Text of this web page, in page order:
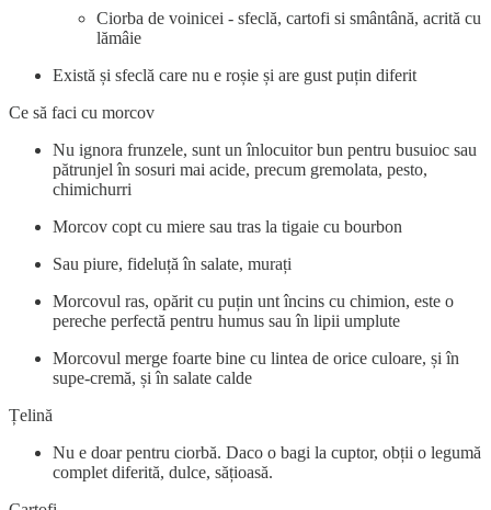
Ciorba de voinicei - sfeclă, cartofi si smântână, acrită cu
lămâie
Există și sfeclă care nu e roșie și are gust puțin diferit
Ce să faci cu morcov
Nu ignora frunzele, sunt un înlocuitor bun pentru busuioc sau
pătrunjel în sosuri mai acide, precum gremolata, pesto,
chimichurri
Morcov copt cu miere sau tras la tigaie cu bourbon
Sau piure, fideluță în salate, murați
Morcovul ras, opărit cu puțin unt încins cu chimion, este o
pereche perfectă pentru humus sau în lipii umplute
Morcovul merge foarte bine cu lintea de orice culoare, și în
supe-cremă, și în salate calde
Țelină
Nu e doar pentru ciorbă. Daco o bagi la cuptor, obții o legumă
complet diferită, dulce, sățioasă.